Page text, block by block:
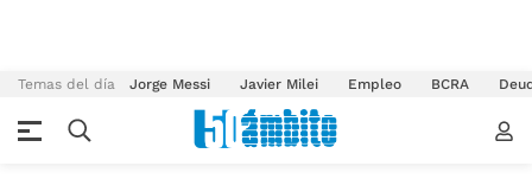
Temas del día Jorge Messi Javier Milei Empleo BCRA